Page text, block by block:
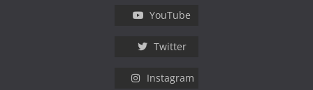
YouTube
Twitter
Instagram